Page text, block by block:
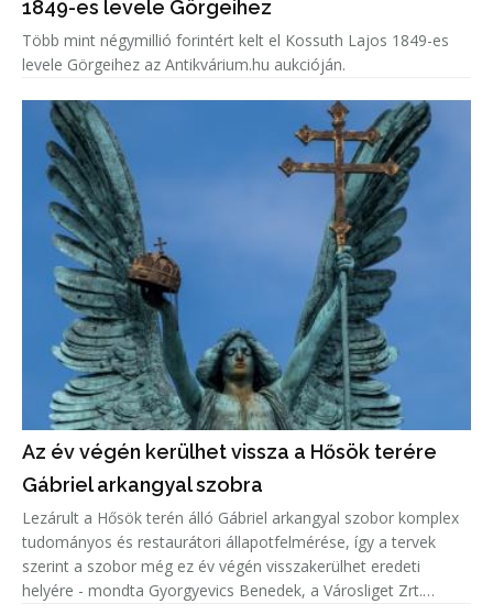
1849-es levele Görgeihez
Több mint négymillió forintért kelt el Kossuth Lajos 1849-es
levele Görgeihez az Antikvárium.hu aukcióján.
Az év végén kerülhet vissza a Hősök terére
Gábriel arkangyal szobra
Lezárult a Hősök terén álló Gábriel arkangyal szobor komplex
tudományos és restaurátori állapotfelmérése, így a tervek
szerint a szobor még ez év végén visszakerülhet eredeti
helyére - mondta Gyorgyevics Benedek, a Városliget Zrt.